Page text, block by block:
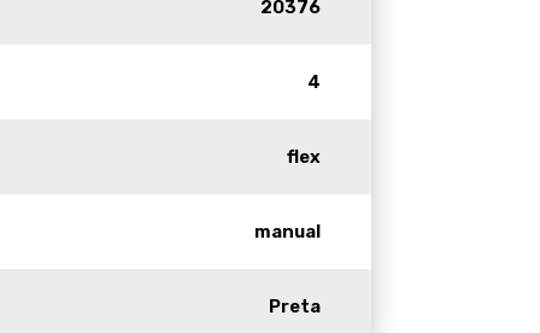
20376
4
flex
manual
Preta